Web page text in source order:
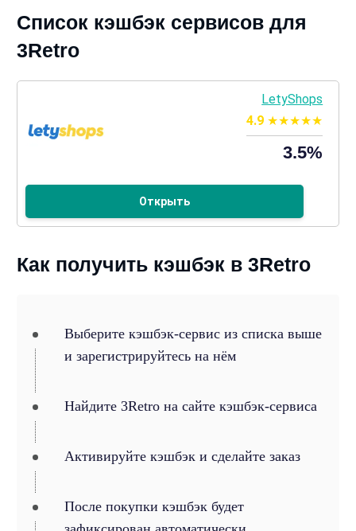
Список кэшбэк сервисов для
3Retro
LetyShops
4.9
3.5%
Открыть
Как получить кэшбэк в 3Retro
Выберите кэшбэк-сервис из списка выше
и зарегистрируйтесь на нём
Найдите 3Retro на сайте кэшбэк-сервиса
Активируйте кэшбэк и сделайте заказ
После покупки кэшбэк будет